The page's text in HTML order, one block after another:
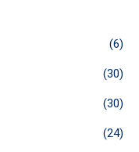
(6)
(30)
(30)
(24)